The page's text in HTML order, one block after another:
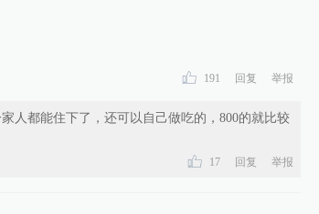
191 回复 举报
人都能住下了，还可以自己做吃的，800的就比较
17 回复 举报